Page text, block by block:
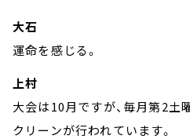
大石
運命を感じる。
上村
大会は10月ですが、毎月第2土
クリーンが行われています。